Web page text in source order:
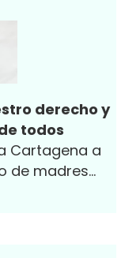
derecho y
todos
Cartagena a
de madres